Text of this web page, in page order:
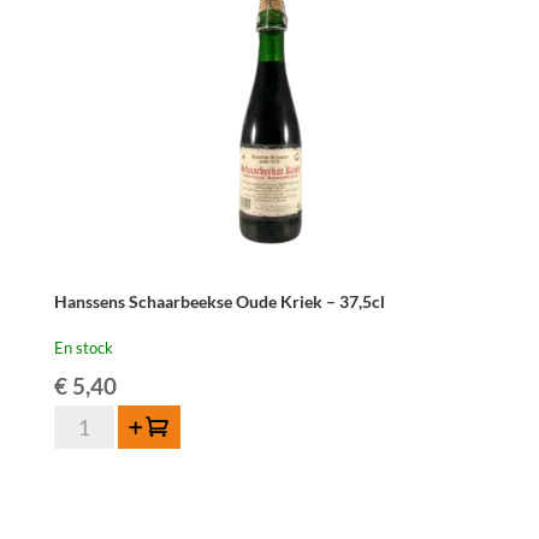
Hanssens Schaarbeekse Oude Kriek – 37,5cl
En stock
€5,40
quantité
Ajouter au panier